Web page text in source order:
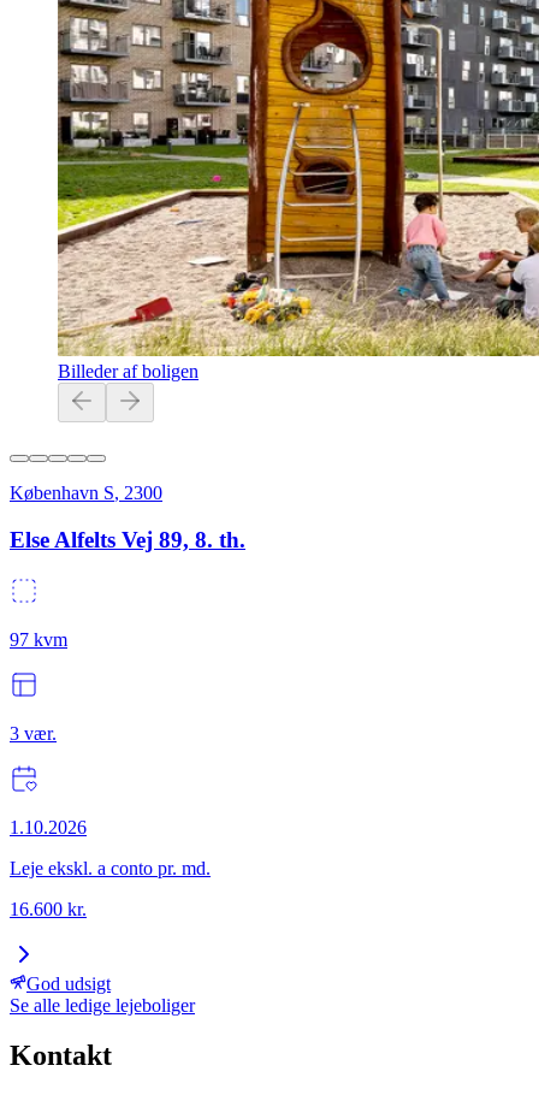
Billeder af boligen
København S, 2300
Else Alfelts Vej 89, 8. th.
97 kvm
3 vær.
1.10.2026
Leje ekskl. a conto pr. md.
16.600 kr.
God udsigt
Se alle ledige lejeboliger
Kontakt